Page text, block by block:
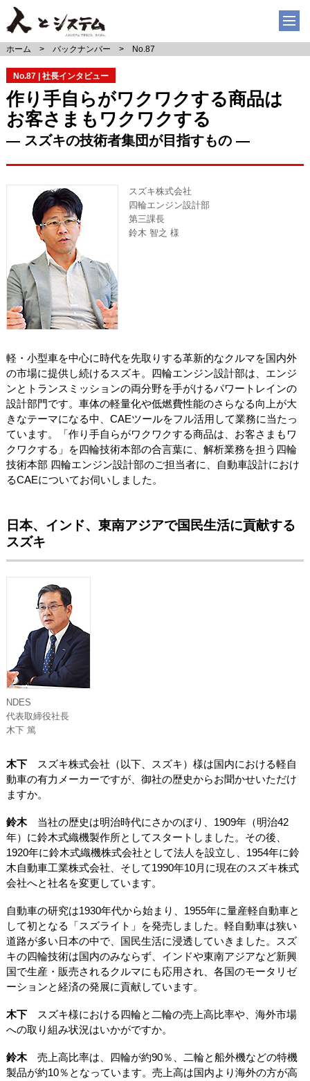
ホーム バックナンバー No.87
No.87 | 社長インタビュー
作り手自らがワクワクする商品は
お客さまもワクワクする
― スズキの技術者集団が目指すもの ―
スズキ株式会社
四輪エンジン設計部
第三課長
鈴木 智之 様
軽・小型車を中心に時代を先取りする革新的なクルマを国内外
の市場に提供し続けるスズキ。四輪エンジン設計部は、エンジ
ンとトランスミッションの両分野を手がけるパワートレインの
設計部門です。車体の軽量化や低燃費性能のさらなる向上が大
きなテーマになる中、CAEツールをフル活用して業務に当たっ
ています。「作り手自らがワクワクする商品は、お客さまもワ
クワクする」を四輪技術本部の合言葉に、解析業務を担う四輪
技術本部 四輪エンジン設計部のご担当者に、自動車設計におけ
るCAEについてお伺いしました。
日本、インド、東南アジアで国民生活に貢献する
スズキ
NDES
代表取締役社長
木下 篤
木下スズキ株式会社（以下、スズキ）様は国内における軽自
動車の有力メーカーですが、御社の歴史からお聞かせいただけ
ますか。
鈴木当社の歴史は明治時代にさかのぼり、1909年（明治42
年）に鈴木式織機製作所としてスタートしました。その後、
1920年に鈴木式織機株式会社として法人を設立し、1954年に鈴
木自動車工業株式会社、そして1990年10月に現在のスズキ株式
会社へと社名を変更しています。
自動車の研究は1930年代から始まり、1955年に量産軽自動車と
して初となる「スズライト」を発売しました。軽自動車は狭い
道路が多い日本の中で、国民生活に浸透していきました。スズ
キの四輪技術は国内のみならず、インドや東南アジアなど新興
国で生産・販売されるクルマにも応用され、各国のモータリゼ
ーションと経済の発展に貢献しています。
木下スズキ様における四輪と二輪の売上高比率や、海外市場
への取り組み状況はいかがですか。
鈴木売上高比率は、四輪が約90％、二輪と船外機などの特機
製品が約10％となっています。売上高は国内より海外の方が高